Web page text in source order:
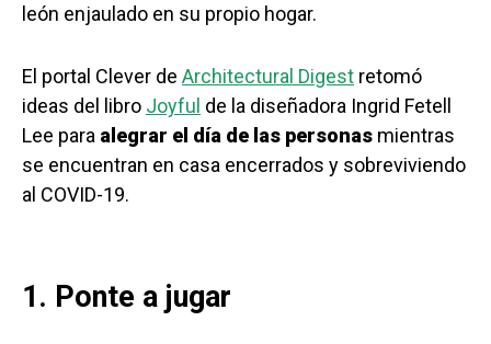
león enjaulado en su propio hogar.
El portal Clever de Architectural Digest retomó
ideas del libro Joyful de la diseñadora Ingrid Fetell
Lee para alegrar el día de las personas mientras
se encuentran en casa encerrados y sobreviviendo
al COVID-19.
1. Ponte a jugar